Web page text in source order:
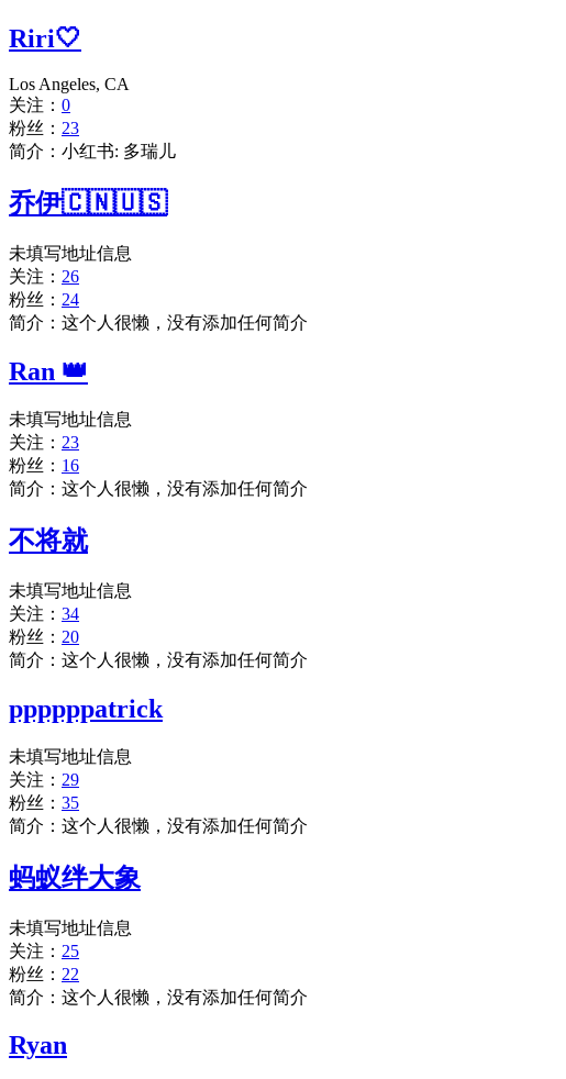
Riri🤍
Los Angeles, CA
关注： 0
粉丝： 23
简介：小红书: 多瑞儿
乔伊🇨🇳🇺🇸
未填写地址信息
关注： 26
粉丝： 24
简介：这个人很懒，没有添加任何简介
Ran 👑
未填写地址信息
关注： 23
粉丝： 16
简介：这个人很懒，没有添加任何简介
不将就
未填写地址信息
关注： 34
粉丝： 20
简介：这个人很懒，没有添加任何简介
ppppppatrick
未填写地址信息
关注： 29
粉丝： 35
简介：这个人很懒，没有添加任何简介
蚂蚁绊大象
未填写地址信息
关注： 25
粉丝： 22
简介：这个人很懒，没有添加任何简介
Ryan